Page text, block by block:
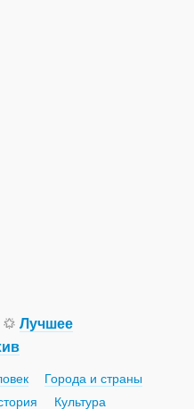
Лучшее
Города и страны
Культура